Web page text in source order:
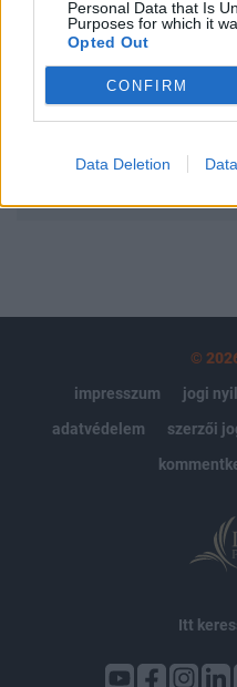
Personal Data that Is
Purposes for which it
Opted Out
CONFIRM
Data Deletion
Kötéslisták: BÉT
kötéslistái
©
impresszum
jogi
adatvédelem
szerzői
Itt